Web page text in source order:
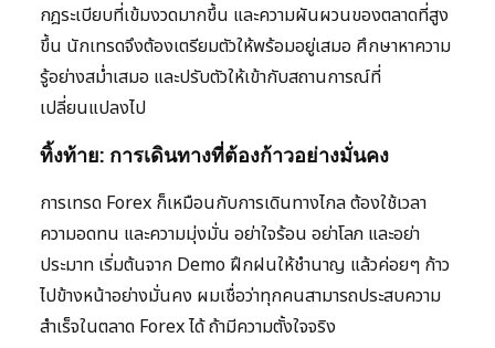
กฎระเบียบที่เข้มงวดมากขึ้น และความผันผวนของตลาดที่สูง
ขึ้น นักเทรดจึงต้องเตรียมตัวให้พร้อมอยู่เสมอ ศึกษาหาความ
รู้อย่างสม่ำเสมอ และปรับตัวให้เข้ากับสถานการณ์ที่
เปลี่ยนแปลงไป
ทิ้งท้าย: การเดินทางที่ต้องก้าวอย่างมั่นคง
การเทรด Forex ก็เหมือนกับการเดินทางไกล ต้องใช้เวลา
ความอดทน และความมุ่งมั่น อย่าใจร้อน อย่าโลภ และอย่า
ประมาท เริ่มต้นจาก Demo ฝึกฝนให้ชำนาญ แล้วค่อยๆ ก้าว
ไปข้างหน้าอย่างมั่นคง ผมเชื่อว่าทุกคนสามารถประสบความ
สำเร็จในตลาด Forex ได้ ถ้ามีความตั้งใจจริง